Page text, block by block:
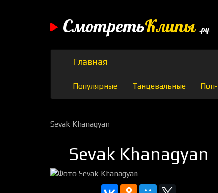
СмотретьКлипы .ру
Главная
Популярные Танцевальные
Sevak Khanagyan
Sevak Khanagyan